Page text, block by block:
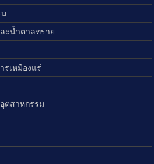
ะน้ำตาลทราย
เหมืองแร่
ตสาหกรรม